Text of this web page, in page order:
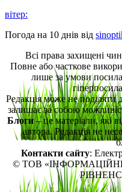
вітер:
Погода на 10 днів від
Всі права захищені
Повне або часткове
лише за умови
Редакція може не поділяти
залишає за собою
Блоги– це матеріали, які
автора. Редакція не
Контакти сайту:
© ТОВ